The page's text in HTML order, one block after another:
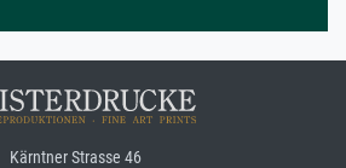
Kärntner Strasse 46